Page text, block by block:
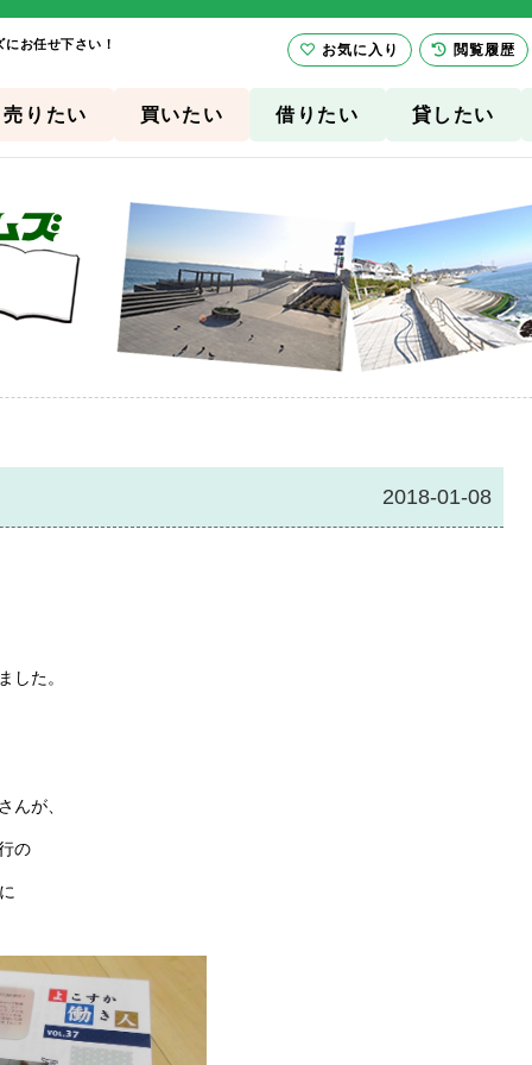
お任せ下さい！
売りたい 買いたい 借りたい 貸したい
2018-01-08
た。
んが、
の
に
お気に入り 閲覧履歴